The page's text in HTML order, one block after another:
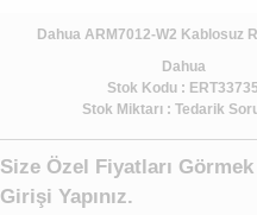
Dahua ARM7012-W2 Kablosuz
Dahua
Stok Kodu : ERT33735
Stok Miktarı : Tedarik
Size Özel Fiyatları
Girişi Yapınız.